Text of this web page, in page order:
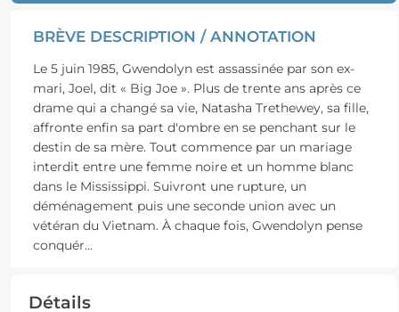
BRÈVE DESCRIPTION / ANNOTATION
Le 5 juin 1985, Gwendolyn est assassinée par son ex-
mari, Joel, dit « Big Joe ». Plus de trente ans après ce
drame qui a changé sa vie, Natasha Trethewey, sa fille,
affronte enfin sa part d'ombre en se penchant sur le
destin de sa mère. Tout commence par un mariage
interdit entre une femme noire et un homme blanc
dans le Mississippi. Suivront une rupture, un
déménagement puis une seconde union avec un
vétéran du Vietnam. À chaque fois, Gwendolyn pense
conquér...
Détails